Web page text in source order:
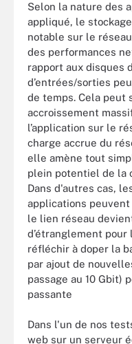
Selon la nature des
appliqué, le
notable sur le
des performances
rapport aux disques
d’entrées/sorties
de temps. Cela peut
accroissement
l’application sur le
charge accrue du
elle amène tout
plein potentiel de la
Dans d'autres cas,
applications peuvent
le lien réseau
d’étranglement pour
réfléchir à doper la
par ajout de
passage au 10 Gbit)
passante
Dans l'un de nos
web sur un serveur